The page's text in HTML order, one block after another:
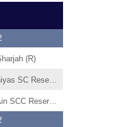
(R)
Baniyas SC Reserves
Al Ain SCC Reserves